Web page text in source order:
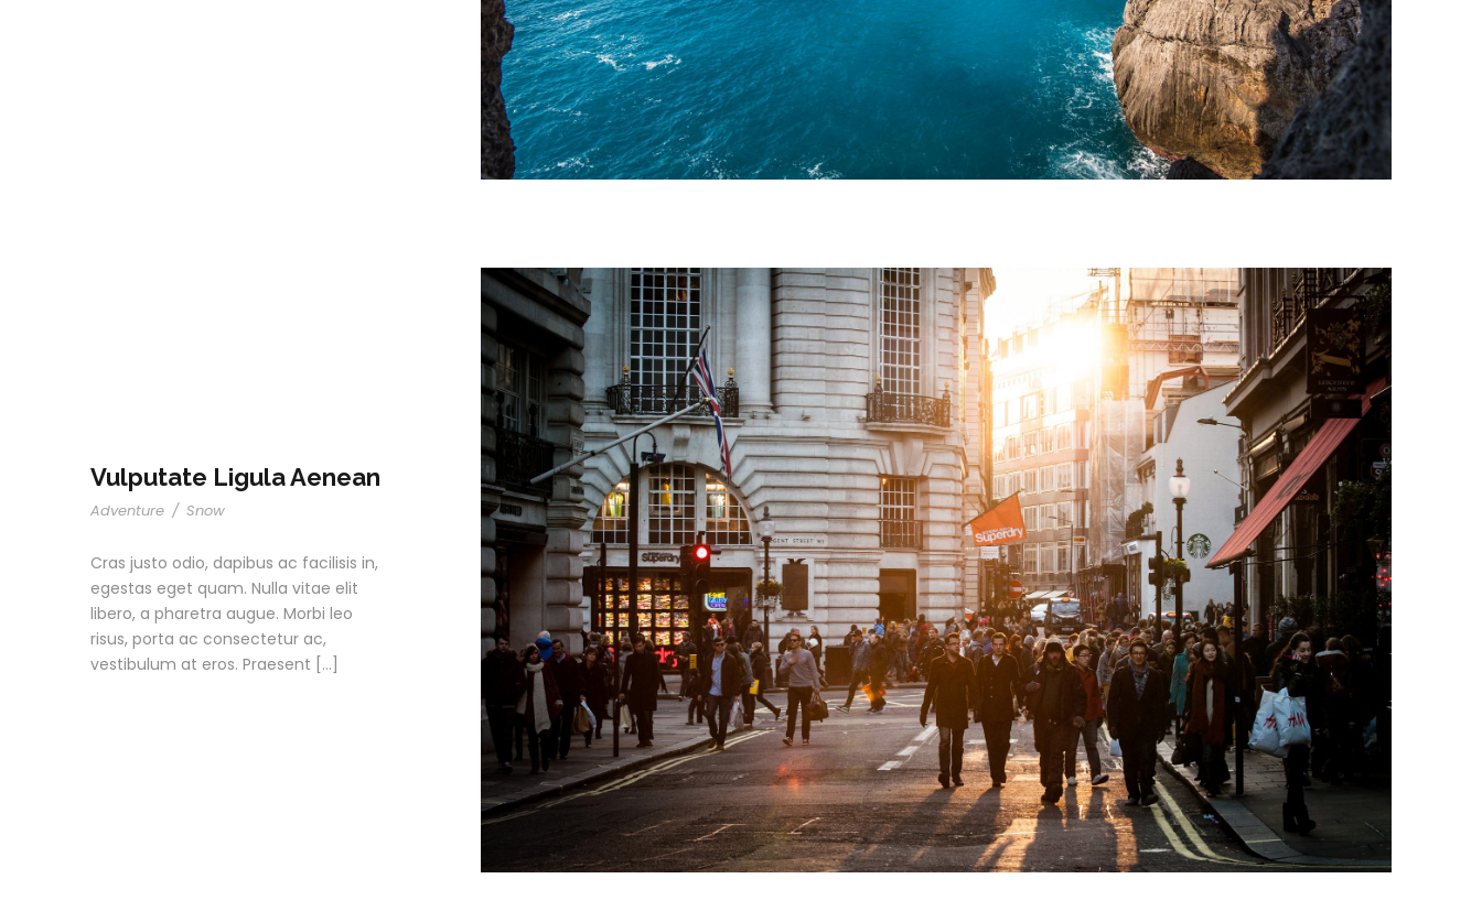
Vulputate Ligula Aenean
Adventure / Snow
Cras justo odio, dapibus ac facilisis in,
egestas eget quam. Nulla vitae elit
libero, a pharetra augue. Morbi leo
risus, porta ac consectetur ac,
vestibulum at eros. Praesent […]